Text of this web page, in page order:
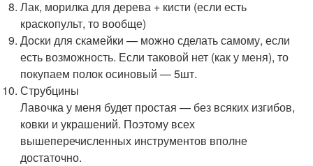
Лак, морилка для дерева + кисти (если есть
краскопульт, то вообще)
Доски для скамейки — можно сделать самому, если
есть возможность. Если таковой нет (как у меня), то
покупаем полок осиновый — 5шт.
Струбцины
Лавочка у меня будет простая — без всяких изгибов,
ковки и украшений. Поэтому всех
вышеперечисленных инструментов вполне
достаточно.